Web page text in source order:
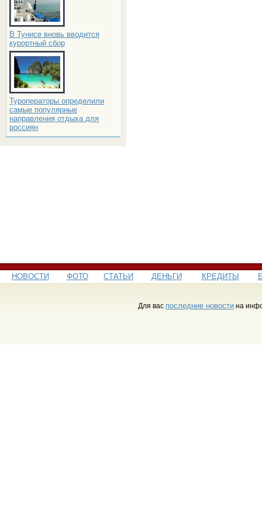
В Тунисе вновь вводится
курортный сбор
Туроператоры определили
самые популярные
направления отдыха для
россиян
НОВОСТИ ФОТО СТАТЬИ ДЕНЬГИ КРЕДИТЫ
Для вас последние новостина